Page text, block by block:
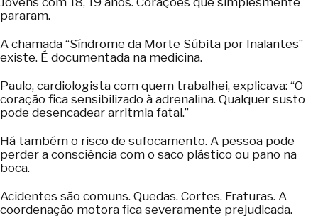
pararam.
A chamada “Síndrome da Morte Súbita por Inalantes”
existe. É documentada na medicina.
Paulo, cardiologista com quem trabalhei, explicava: “O
coração fica sensibilizado à adrenalina. Qualquer susto
pode desencadear arritmia fatal.”
Há também o risco de sufocamento. A pessoa pode
perder a consciência com o saco plástico ou pano na
boca.
Acidentes são comuns. Quedas. Cortes. Fraturas. A
coordenação motora fica severamente prejudicada.